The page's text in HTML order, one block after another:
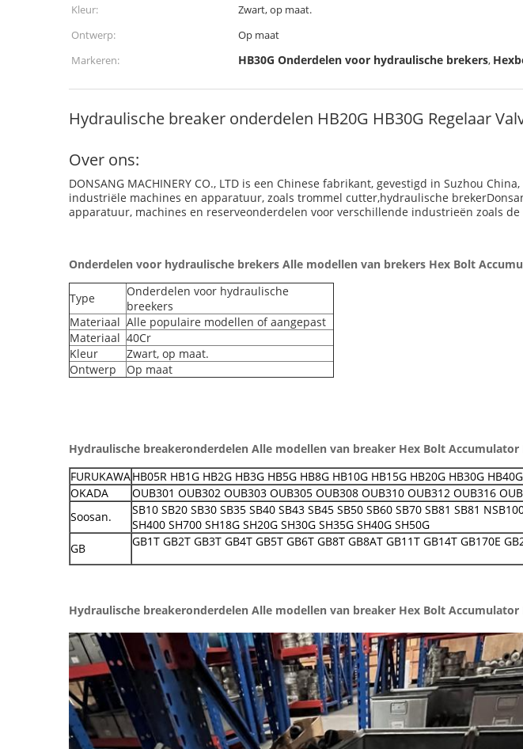
Kleur:
Zwart, op maat.
Ontwerp:
Op maat
Markeren:
HB30G Onderdelen voor hydraulische brekers,
Hydraulische breaker onderdelen HB20G HB30G Regelaar
Over ons:
DONSANG MACHINERY CO., LTD is een Chinese fabrikant, gevestigd in Suzhou
industriële machines en apparatuur, zoals trommel cutter,hydraulische
apparatuur, machines en reserveonderdelen voor verschillende industrieën zoals
Onderdelen voor hydraulische brekers Alle modellen van brekers Hex Bolt
Type
Onderdelen voor hydraulische
breekers
Materiaal Alle populaire modellen of aangepast
Materiaal 40Cr
Kleur
Zwart, op maat.
Ontwerp
Op maat
Hydraulische breakeronderdelen Alle modellen van breaker Hex Bolt
FURUKAWAHB05R HB1G HB2G HB3G HB5G HB8G HB10G HB15G HB20G HB30G
OKADA
OUB301 OUB302 OUB303 OUB305 OUB308 OUB310 OUB312 OUB316
Soosan.
SB10 SB20 SB30 SB35 SB40 SB43 SB45 SB50 SB60 SB70 SB81 SB81
SH400 SH700 SH18G SH20G SH30G SH35G SH40G SH50G
GB
GB1T GB2T GB3T GB4T GB5T GB6T GB8T GB8AT GB11T GB14T GB170E
Hydraulische breakeronderdelen Alle modellen van breaker Hex Bolt